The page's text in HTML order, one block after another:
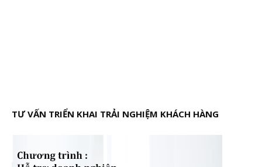
TƯ VẤN TRIỂN KHAI TRẢI NGHIỆM KHÁCH HÀNG